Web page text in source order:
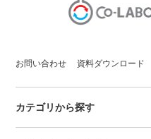
お問い合わせ 資料ダウンロード
カテゴリから探す